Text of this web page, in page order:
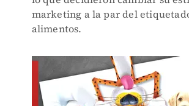
marketing a la par del
alimentos.